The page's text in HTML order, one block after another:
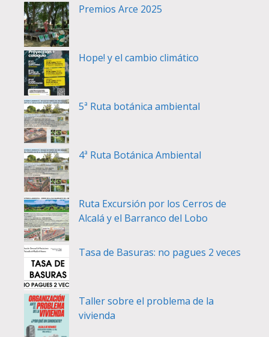
Premios Arce 2025
Hope! y el cambio climático
5ª Ruta botánica ambiental
4ª Ruta Botánica Ambiental
Ruta Excursión por los Cerros de
Alcalá y el Barranco del Lobo
Tasa de Basuras: no pagues 2 veces
Taller sobre el problema de la
vivienda